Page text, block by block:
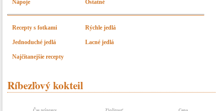
Nápoje Ostatné
Recepty s fotkami Rýchle jedlá
Jednoduché jedlá Lacné jedlá
Najčítanejšie recepty
Ríbezľový kokteil